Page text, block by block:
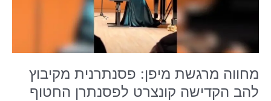
מחווה מרגשת מיפן: פסנתרנית מקיבוץ
להב הקדישה קונצרט לפסנתרן החטוף
החטוף
אלון
|
וואלה